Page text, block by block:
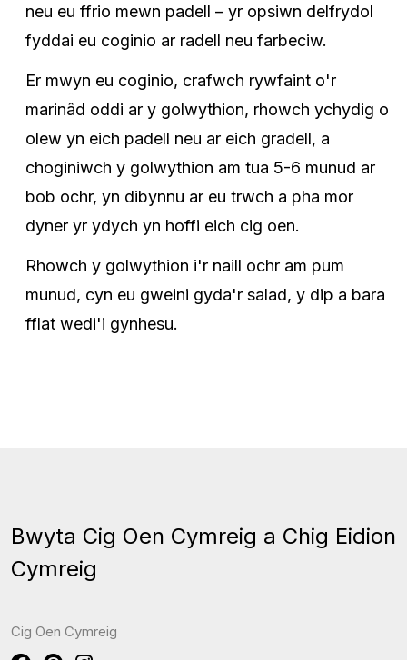
neu eu ffrio mewn padell – yr opsiwn delfrydol
fyddai eu coginio ar radell neu farbeciw.
Er mwyn eu coginio, crafwch rywfaint o'r
marinâd oddi ar y golwythion, rhowch ychydig o
olew yn eich padell neu ar eich gradell, a
choginiwch y golwythion am tua 5-6 munud ar
bob ochr, yn dibynnu ar eu trwch a pha mor
dyner yr ydych yn hoffi eich cig oen.
Rhowch y golwythion i'r naill ochr am pum
munud, cyn eu gweini gyda'r salad, y dip a bara
fflat wedi'i gynhesu.
Bwyta Cig Oen Cymreig a Chig Eidion
Cymreig
Cig Oen Cymreig